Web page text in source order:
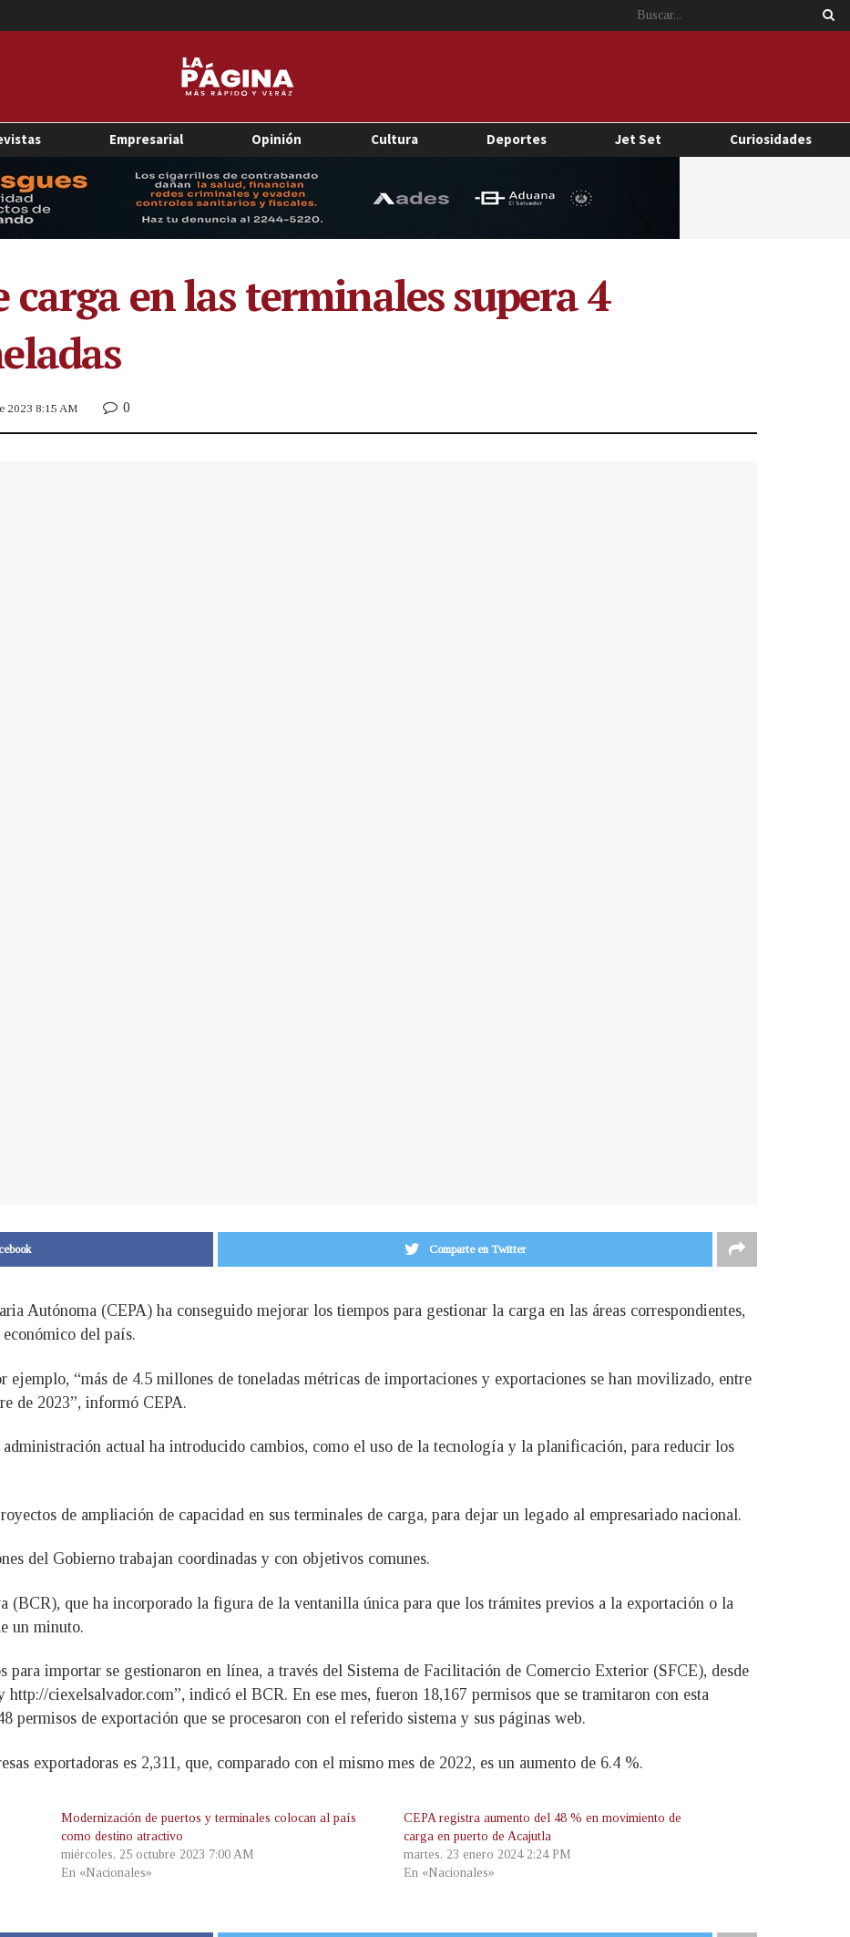
Empresarial Opinión Cultura Deportes Jet Set Curiosidades
en las terminales supera 4
2023 8:15 AM 0
Comparte en Twitter
Autónoma (CEPA) ha conseguido mejorar los tiempos para gestionar la carga en las áreas correspondientes,
del país.
ejemplo, “más de 4.5 millones de toneladas métricas de importaciones y exportaciones se han movilizado, entre
de 2023”, informó CEPA.
actual ha introducido cambios, como el uso de la tecnología y la planificación, para reducir los
de ampliación de capacidad en sus terminales de carga, para dejar un legado al empresariado nacional.
del Gobierno trabajan coordinadas y con objetivos comunes.
(BCR), que ha incorporado la figura de la ventanilla única para que los trámites previos a la exportación o la
un minuto.
para importar se gestionaron en línea, a través del Sistema de Facilitación de Comercio Exterior (SFCE), desde
ciexelsalvador.com”, indicó el BCR. En ese mes, fueron 18,167 permisos que se tramitaron con esta
permisos de exportación que se procesaron con el referido sistema y sus páginas web.
exportadoras es 2,311, que, comparado con el mismo mes de 2022, es un aumento de 6.4 %.
Modernización de puertos y terminales colocan al país
como destino atractivo
miércoles, 25 octubre 2023 7:00 AM
En «Nacionales»
CEPA registra aumento del 48 % en movimiento de
carga en puerto de Acajutla
martes, 23 enero 2024 2:24 PM
En «Nacionales»